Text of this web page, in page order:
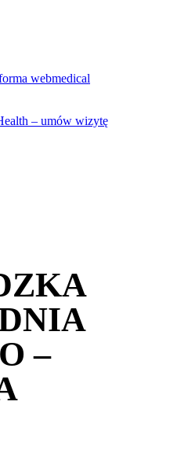
webmedical
– umów wizytę
–